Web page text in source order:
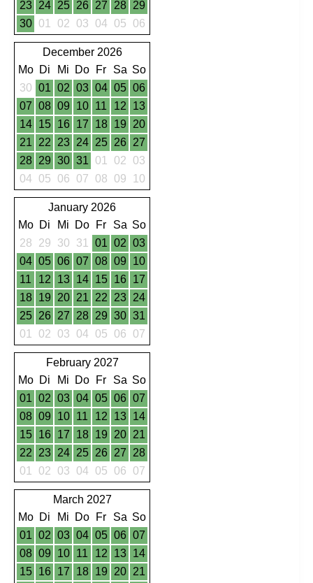
23
24 25 26 27 28
29
30
01 02 03 04 05 06
December 2026
Mo
Di Mi Do Fr Sa So
30 01 02 03 04 05 06
07 08 09 10 11 12
13
14
15 16 17 18 19
20
21
22 23 24 25 26
27
28
29 30 31 01 02
03
04
05 06 07 08 09 10
January 2026
Mo
Di Mi Do Fr Sa So
28
29 30 31 01 02 03
04 05 06 07 08 09
10
11
12 13 14 15 16
17
18
19 20 21 22 23
24
25
26 27 28 29 30 31
01
02 03 04 05 06 07
February 2027
Mo
Di Mi Do Fr Sa So
01 02 03 04 05 06 07
08 09 10 11 12 13
14
15
16 17 18 19 20
21
22
23 24 25 26 27
28
01
02 03 04 05 06 07
March 2027
Mo
Di Mi Do Fr Sa So
01 02 03 04 05 06 07
08 09 10 11 12 13
14
15
16 17 18 19 20
21